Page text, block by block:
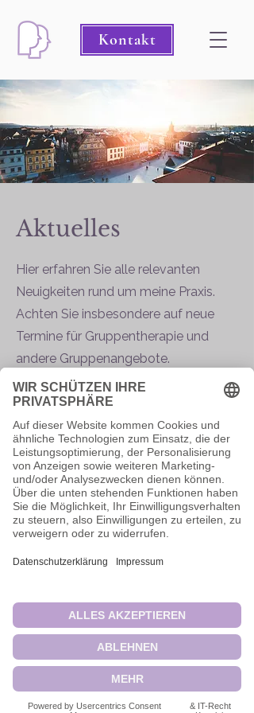
Kontakt
Aktuelles
Hier erfahren Sie alle relevanten
Neuigkeiten rund um meine Praxis.
Achten Sie insbesondere auf neue
Termine für Gruppentherapie und
andere Gruppenangebote.
Neuigkeiten
Freie Therapieplätze
Privatpatient:innen
Therapieplätze für
Privatpatient:innen und
Selbstzahler:innen anbieten.
Eine geringe Anzahl an Patient:innen
aufnehmen.